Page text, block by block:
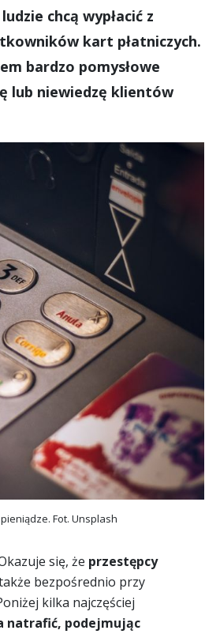
chcą wypłacić z
kart płatniczych.
bardzo pomysłowe
lub niewiedzę klientów
Fot. Unsplash
się, że przestępcy
bezpośrednio przy
kilka najczęściej
natrafić, podejmując